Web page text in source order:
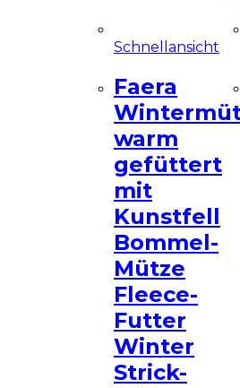
Schnellansicht
Faera
warm
gefüttert
mit
Kunstfell
Bommel-
Mütze
Fleece-
Futter
Winter
Strick-